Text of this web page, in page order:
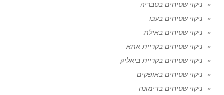
ניקוי שטיחים בטבריה
ניקוי שטיחים בעכו
ניקוי שטיחים באילת
ניקוי שטיחים בקריית אתא
ניקוי שטיחים בקריית ביאליק
ניקוי שטיחים באופקים
ניקוי שטיחים בדימונה